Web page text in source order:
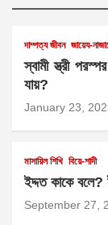
দাম্পত্য জীবন জায়েয-
স্বামী স্ত্রী
যায়?
January 23,
মাসায়িল শিখি বিয়ে-শাদী
ইদ্দত কাকে
September 27,